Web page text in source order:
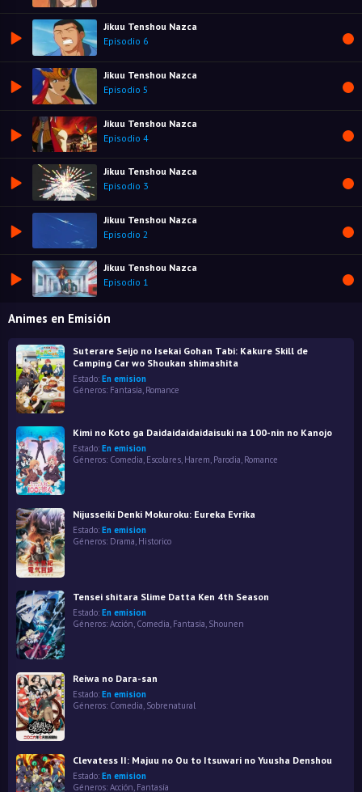
Jikuu Tenshou Nazca
Episodio 6
Jikuu Tenshou Nazca
Episodio 5
Jikuu Tenshou Nazca
Episodio 4
Jikuu Tenshou Nazca
Episodio 3
Jikuu Tenshou Nazca
Episodio 2
Jikuu Tenshou Nazca
Episodio 1
Animes en Emisión
Suterare Seijo no Isekai Gohan Tabi: Kakure Skill de
Camping Car wo Shoukan shimashita
Estado: En emision
Géneros: Fantasía Romance
Kimi no Koto ga Daidaidaidaidaisuki na 100-nin no Kanojo
Estado: En emision
Géneros: Comedia, Escolares, Harem, Parodia, Romance
Nijusseiki Denki Mokuroku: Eureka Evrika
Estado: En emision
Géneros: Drama, Historico
Tensei shitara Slime Datta Ken 4th Season
Estado: En emision
Géneros: Acción Comedia Fantasía Shounen
Reiwa no Dara-san
Estado: En emision
Géneros: Comedia, Sobrenatural
Clevatess II: Majuu no Ou to Itsuwari no Yuusha Denshou
Estado: En emision
Géneros: Acción, Fantasía